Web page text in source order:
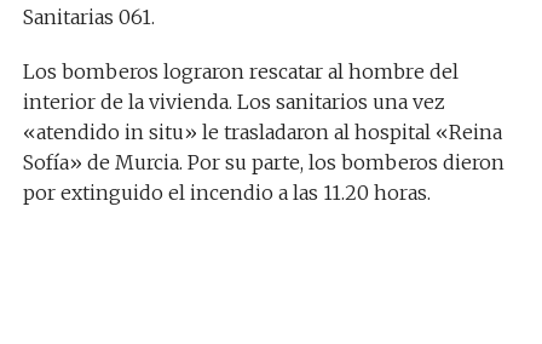
Sanitarias 061.
Los bomberos lograron rescatar al hombre del
interior de la vivienda. Los sanitarios una vez
«atendido in situ» le trasladaron al hospital «Reina
Sofía» de Murcia. Por su parte, los bomberos dieron
por extinguido el incendio a las 11.20 horas.